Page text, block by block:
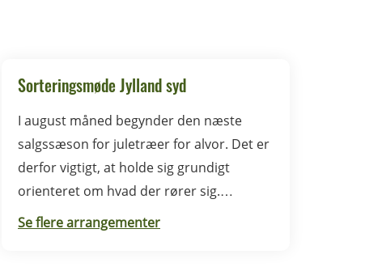
Sorteringsmøde Jylland syd
I august måned begynder den næste
salgssæson for juletræer for alvor. Det er
derfor vigtigt, at holde sig grundigt
orienteret om hvad der rører sig.
Sorteringsmødet i Syddanmark foregår i
Se flere arrangementer